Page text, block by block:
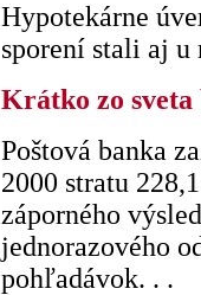
Hypotekárne
sporení stali aj u
Krátko zo
Poštová banka
2000 stratu
záporného
jednorazového
pohľadávok. . .